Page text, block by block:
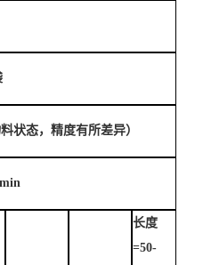
状态，精度有所差异）
长度
=50-